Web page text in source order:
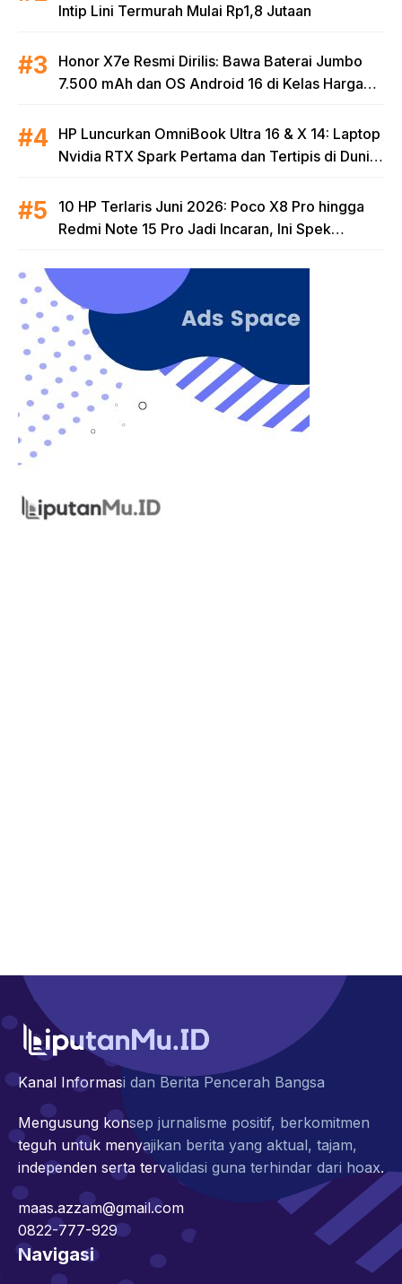
Intip Lini Termurah Mulai Rp1,8 Jutaan
Honor X7e Resmi Dirilis: Bawa Baterai Jumbo
7.500 mAh dan OS Android 16 di Kelas Harga
HP Luncurkan OmniBook Ultra 16 & X 14: Laptop
Nvidia RTX Spark Pertama dan Tertipis di Dunia
10 HP Terlaris Juni 2026: Poco X8 Pro hingga
Redmi Note 15 Pro Jadi Incaran, Ini Spek
Kanal Informasi dan Berita Pencerah Bangsa
Mengusung konsep jurnalisme positif, berkomitmen
teguh untuk menyajikan berita yang aktual, tajam,
independen serta tervalidasi guna terhindar dari hoax.
maas.azzam@gmail.com
0822-777-929
Navigasi